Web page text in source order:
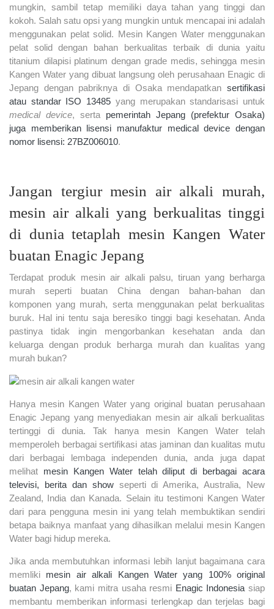
mungkin, sambil tetap memiliki daya tahan yang tinggi dan
kokoh. Salah satu opsi yang mungkin untuk mencapai ini adalah
menggunakan pelat solid. Mesin Kangen Water menggunakan
pelat solid dengan bahan berkualitas terbaik di dunia yaitu
titanium dilapisi platinum dengan grade medis, sehingga mesin
Kangen Water yang dibuat langsung oleh perusahaan Enagic di
Jepang dengan pabriknya di Osaka mendapatkan sertifikasi
atau standar ISO 13485 yang merupakan standarisasi untuk
medical device, serta pemerintah Jepang (prefektur Osaka)
juga memberikan lisensi manufaktur medical device dengan
nomor lisensi: 27BZ006010.
Jangan tergiur mesin air alkali murah,
mesin air alkali yang berkualitas tinggi
di dunia tetaplah mesin Kangen Water
buatan Enagic Jepang
Terdapat produk mesin air alkali palsu, tiruan yang berharga
murah seperti buatan China dengan bahan-bahan dan
komponen yang murah, serta menggunakan pelat berkualitas
buruk. Hal ini tentu saja beresiko tinggi bagi kesehatan. Anda
pastinya tidak ingin mengorbankan kesehatan anda dan
keluarga dengan produk berharga murah dan kualitas yang
murah bukan?
Hanya mesin Kangen Water yang original buatan perusahaan
Enagic Jepang yang menyediakan mesin air alkali berkualitas
tertinggi di dunia. Tak hanya mesin Kangen Water telah
memperoleh berbagai sertifikasi atas jaminan dan kualitas mutu
dari berbagai lembaga independen dunia, anda juga dapat
melihat mesin Kangen Water telah diliput di berbagai acara
televisi, berita dan showseperti di Amerika, Australia, New
Zealand, India dan Kanada. Selain itu testimoni Kangen Water
dari para pengguna mesin ini yang telah membuktikan sendiri
betapa baiknya manfaat yang dihasilkan melalui mesin Kangen
Water bagi hidup mereka.
Jika anda membutuhkan informasi lebih lanjut bagaimana cara
memliki mesin air alkali Kangen Water yang 100% original
buatan Jepang, kami mitra usaha resmi Enagic Indonesia siap
membantu memberikan informasi terlengkap dan terjelas bagi